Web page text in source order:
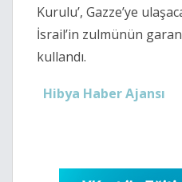
Kurulu’, Gazze’ye
İsrail’in zulmünün
kullandı.
Hibya Haber Ajansı